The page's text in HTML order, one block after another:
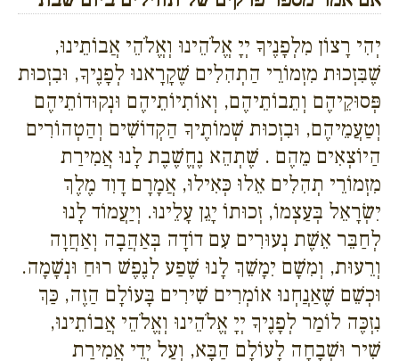
יְהִי רָצוֹן מִלְפָנֶיךָ יְיָ אֱלֹהֵינוּ וְאֱלֹהֵי אֲבוֹתֵינוּ,
שֶׁבִּזְכוּת מִזְמוֹרֵי הַתְהִלִים שֶׁקָרָאנוּ לְפָנֶיךָ, וּבִזְכוּת
פְּסוּקֵיהֶם וְתֵבוֹתֵיהֶם, וְאוֹתִיוֹתֵיהֶם וּנְקוּדוֹתֵיהֶם
וְטַעֲמֵיהֶם, וּבִזְכוּת שְׁמוֹתֶיךָ הַקְדוֹשִׁים וְהַטְהוֹרִים
הַיוֹצְאִים מֵהֶם . שֶׁתְהֵא נֶחֱשֶׁבֶת לָנוּ אֲמִירַת
מִזְמוֹרֵי תְהִלִים אֵלוּ כְּאִילוּ, אֲמָרָם דָוִד מֶלֶךְ
יִשְׂרָאֵל בְּעַצְמוֹ, זְכוּתוֹ יָגֵן עָלֵינוּ. וְיַעֲמוֹד לָנוּ
לְחַבֵּר אֵשֶׁת נְעוּרִים עִם דוֹדָה בְּאַהֲבָה וְאַחֲוָה
וְרֵעוּת, וְמִשָׁם יִמָשֵׁךְ לָנוּ שֶׁפַע לְנֶפֶשׁ רוּחַ וּנְשָׁמָה.
וּכְשֵׁם שֶׁאַנֲחְנוּ אוֹמְרִים שִׁירִים בָּעוֹלָם הַזֶה, כַּךְ
נִזְכֶּה לוֹמַר לְפָנֶיךָ יְיָ אֱלֹהֵינוּ וְאֱלֹהֵי אֲבוֹתֵינוּ,
שִׁיר וּשְׁבָחָה לָעוֹלָם הַבָּא, וְעַל יְדֵי אֲמִירַת